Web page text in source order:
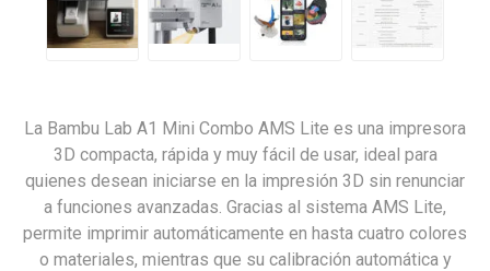
La Bambu Lab A1 Mini Combo AMS Lite es una impresora
3D compacta, rápida y muy fácil de usar, ideal para
quienes desean iniciarse en la impresión 3D sin renunciar
a funciones avanzadas. Gracias al sistema AMS Lite,
permite imprimir automáticamente en hasta cuatro colores
o materiales, mientras que su calibración automática y